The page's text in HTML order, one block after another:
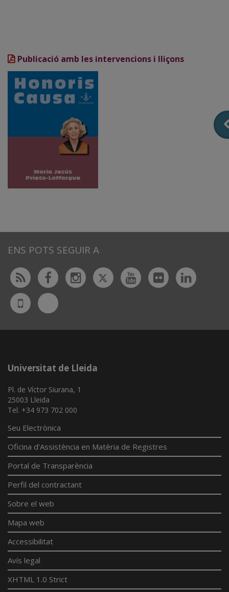
Publicació amb les intervencions i lliçons
ENS POTS SEGUIR A
Rss FacebookInstagram
TwitterYoutubeFlickr
UdL
App
Bluesky
Universitat de Lleida
Pl. de Víctor Siurana, 1
25003 Lleida
Tel. +34 973 702 000
Seu Electrònica
Oficina d'Assistència en Matèria de Registres
Portal de Transparència
Perfil del contractant
Sobre el web
Mapa web
Accessibilitat
Avís legal
XHTML 1.0 Strict